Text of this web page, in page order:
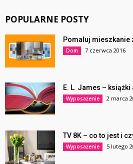
POPULARNE POSTY
Pomaluj mieszkanie
Dom 7 czerwca 2016
E. L. James –
Wyposażenie 2 marca
TV 8K – co to jest i
Wyposażenie 5 lutego